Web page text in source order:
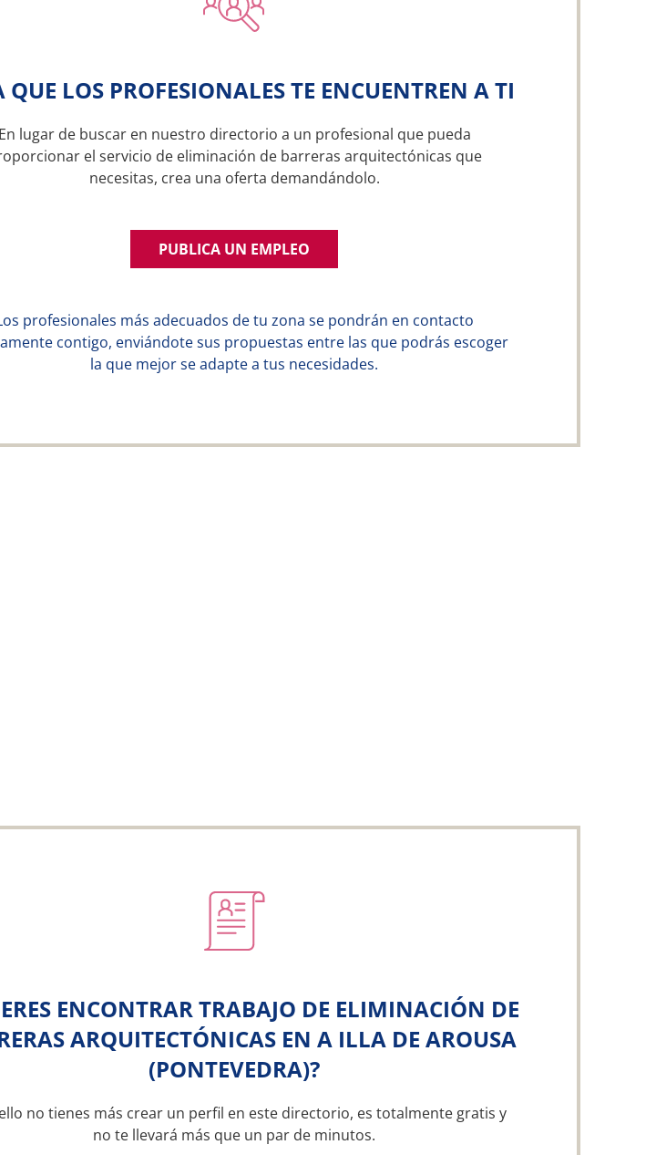
QUE LOS PROFESIONALES TE ENCUENTREN A TI
En lugar de buscar en nuestro directorio a un profesional que pueda
el servicio de eliminación de barreras arquitectónicas que
necesitas, crea una oferta demandándolo.
PUBLICA UN EMPLEO
profesionales más adecuados de tu zona se pondrán en contacto
contigo, enviándote sus propuestas entre las que podrás escoger
la que mejor se adapte a tus necesidades.
ENCONTRAR TRABAJO DE ELIMINACIÓN DE
ARQUITECTÓNICAS EN A ILLA DE AROUSA
(PONTEVEDRA)?
no tienes más crear un perfil en este directorio, es totalmente gratis y
no te llevará más que un par de minutos.